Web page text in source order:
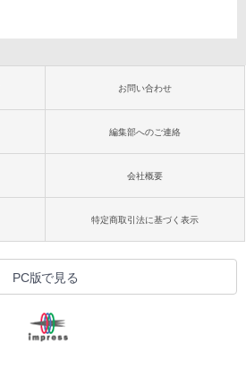
お問い合わせ
編集部へのご連絡
会社概要
特定商取引法に基づく表示
PC版で見る